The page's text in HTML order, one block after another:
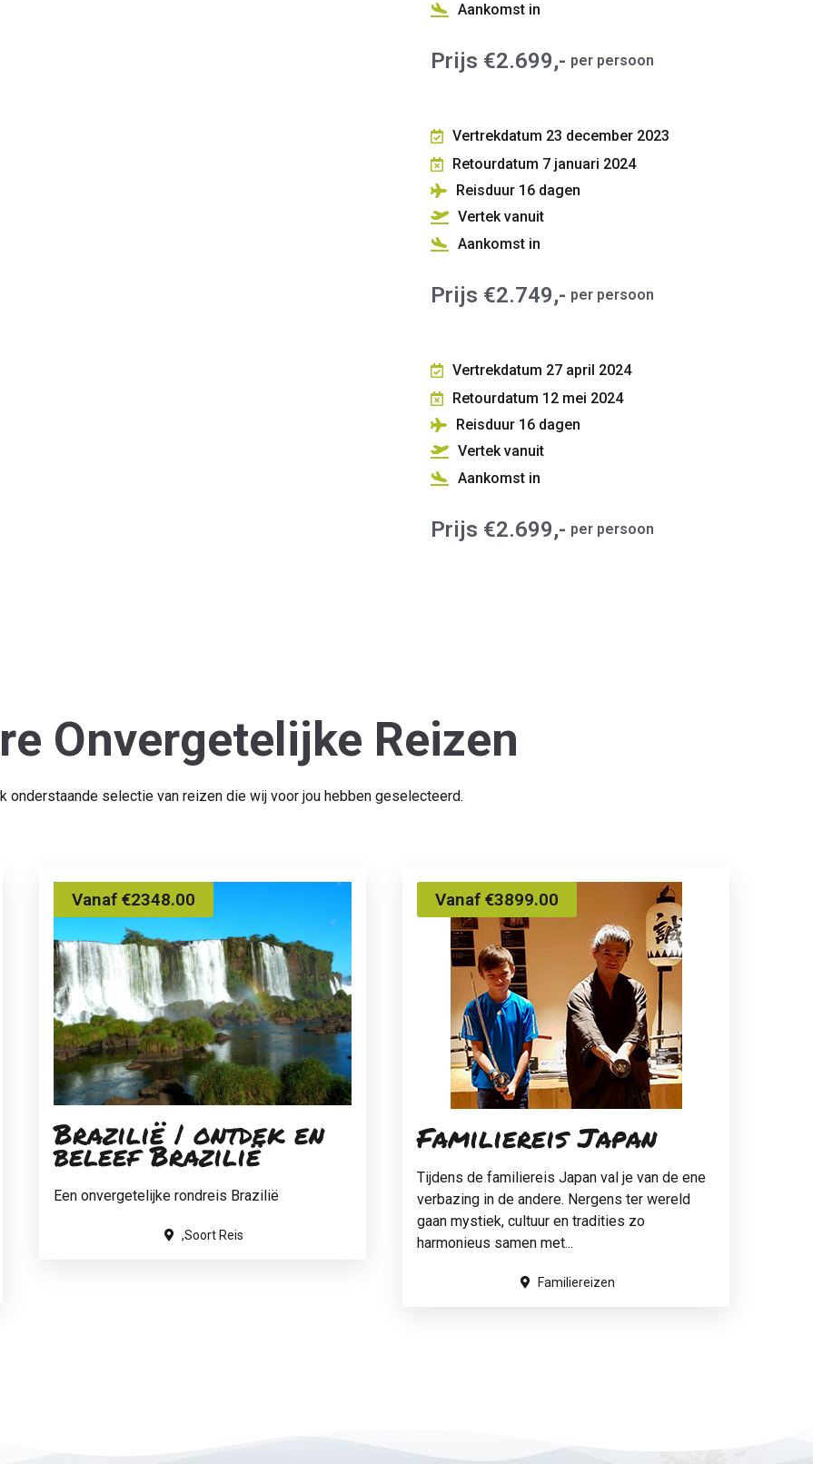
Aankomst in
Prijs €2.699,- per persoon
Vertrekdatum 23 december 2023
Retourdatum 7 januari 2024
Reisduur 16dagen
Vertek vanuit
Aankomst in
Prijs €2.749,- per persoon
Vertrekdatum 27 april 2024
Retourdatum 12 mei 2024
Reisduur 16dagen
Vertek vanuit
Aankomst in
Prijs €2.699,- per persoon
Onvergetelijke Reizen
onderstaande selectie van reizen die wij voor jou hebben geselecteerd.
Brazilië | ontdek en
beleef Brazilië
Een onvergetelijke rondreis Brazilië
Vanaf €2348.00
,Soort Reis
Familiereis Japan
Tijdens de familiereis Japan val je van de ene
verbazing in de andere. Nergens ter wereld
gaan mystiek, cultuur en tradities zo
harmonieus samen met...
Vanaf €3899.00
Familiereizen